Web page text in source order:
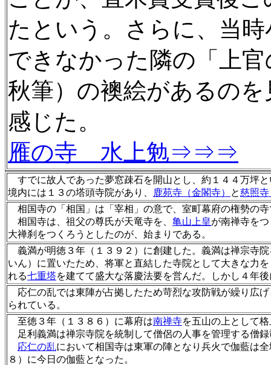
たという。さらに、当
できなかった隣の「上
秋筆）の襖絵があるの
感じた。
雁の寺 水上勉⇒⇒⇒
すでに故人であった夢窓疎石を開山とし、約１４４万坪
境内には１３の塔頭寺院があり、
鹿苑寺（金閣寺） と慈照
相国寺の「相国」は「宰相」の意で、室町幕府の権勢の
相国寺は、祖父の尊氏が天竜寺を、 亀山上皇が南禅寺を
大禅刹をつくろうとしたのが、始まりである。
義満が明徳３年（１３９２）に創建した。義満は禅宗寺
いん）に置いたため、将軍と直結した寺院として大きな力
れる七重塔を建てて盛大な落慶法要を営んだ。しかし４年
応仁の乱では東陣が占拠したため苛烈な攻防戦が繰り広
られている。
至徳３年（１３８６）に幕府は南禅寺を五山の上として
足利義満は禅宗寺院を統制して僧侶の人事を管理する僧
応仁の乱において相国寺は東軍の陣となり兵火で伽藍は
８）に今日の伽藍となった。